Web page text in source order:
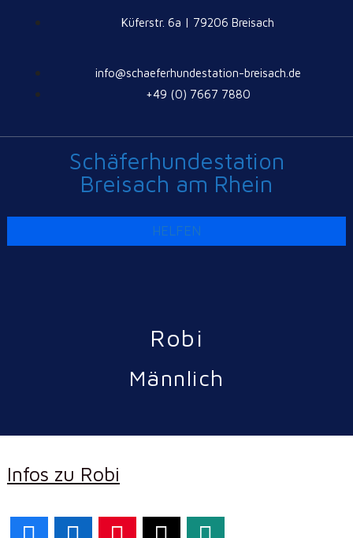
Küferstr. 6a | 79206 Breisach
info@schaeferhundestation-breisach.de
+49 (0) 7667 7880
Schäferhundestation
Breisach am Rhein
HELFEN
Robi
Männlich
Infos zu Robi